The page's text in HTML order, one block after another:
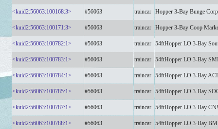
<kuid2:56063:100168:3> #56063 traincar Hopper 3-Bay Bunge
<kuid2:56063:100171:3> #56063 traincar Hopper 3-Bay Coop
<kuid2:56063:100782:1> #56063 traincar 54ftHopper LO 3-Bay
<kuid2:56063:100783:1> #56063 traincar 54ftHopper LO 3-Bay
<kuid2:56063:100784:1> #56063 traincar 54ftHopper LO 3-Bay
<kuid2:56063:100785:1> #56063 traincar 54ftHopper LO 3-Bay
<kuid2:56063:100787:1> #56063 traincar 54ftHopper LO 3-Bay
<kuid2:56063:100788:1> #56063 traincar 54ftHopper LO 3-Bay